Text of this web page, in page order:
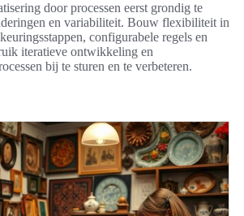
door processen eerst grondig te
en variabiliteit. Bouw flexibiliteit in
configurabele regels en
iteratieve ontwikkeling en
bij te sturen en te verbeteren.